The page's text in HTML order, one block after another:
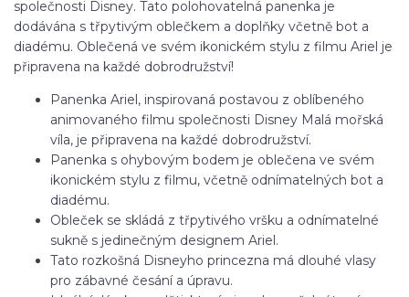
společnosti Disney. Tato polohovatelná panenka je
dodávána s třpytivým oblečkem a doplňky včetně bot a
diadému. Oblečená ve svém ikonickém stylu z filmu Ariel je
připravena na každé dobrodružství!
Panenka Ariel, inspirovaná postavou z oblíbeného
animovaného filmu společnosti Disney Malá mořská
víla, je připravena na každé dobrodružství.
Panenka s ohybovým bodem je oblečena ve svém
ikonickém stylu z filmu, včetně odnímatelných bot a
diadému.
Obleček se skládá z třpytivého vršku a odnímatelné
sukně s jedinečným designem Ariel.
Tato rozkošná Disneyho princezna má dlouhé vlasy
pro zábavné česání a úpravu.